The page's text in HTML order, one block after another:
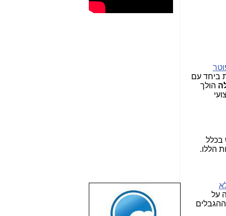
ביחד עם
הולך
בכלל
הללו.
על
שבוע טוב לכל
הגולשים באשר